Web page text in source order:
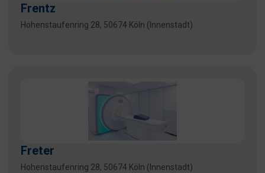
Frentz
Hohenstaufenring 28, 50674 Köln (Innenstadt)
Freter
Hohenstaufenring 28, 50674 Köln (Innenstadt)